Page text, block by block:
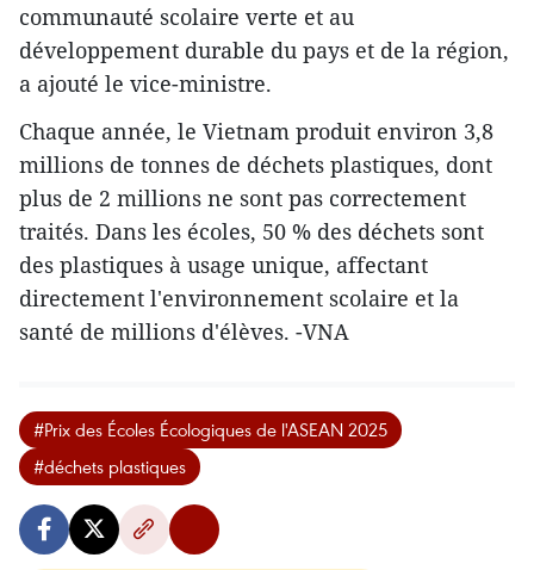
communauté scolaire verte et au
développement durable du pays et de la région,
a ajouté le vice-ministre.
Chaque année, le Vietnam produit environ 3,8
millions de tonnes de déchets plastiques, dont
plus de 2 millions ne sont pas correctement
traités. Dans les écoles, 50 % des déchets sont
des plastiques à usage unique, affectant
directement l'environnement scolaire et la
santé de millions d'élèves. -VNA
#Prix des Écoles Écologiques de l'ASEAN 2025
#déchets plastiques